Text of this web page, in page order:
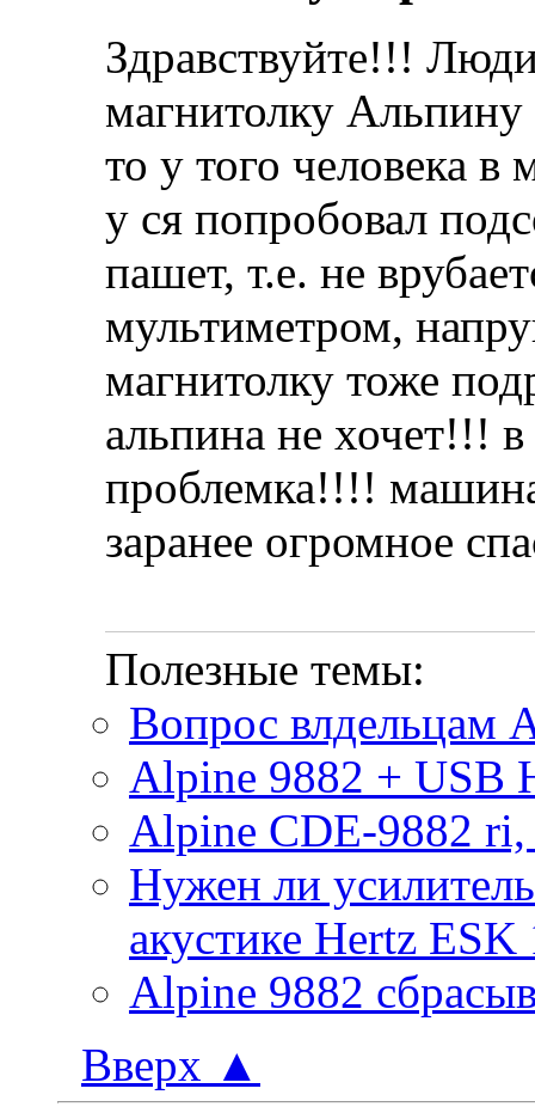
Здравствуйте!!!
магнитолку
то у того человека
у ся попробовал
пашет, т.е. не
мультиметром,
магнитолку тоже
альпина не хочет!!!
проблемка!!!!
заранее огромное
Полезные темы:
Вопрос влдельцам
Alpine 9882 + USB
Alpine CDE-9882 ri,
Нужен ли
акустике Hertz
Alpine 9882
Вверх ▲